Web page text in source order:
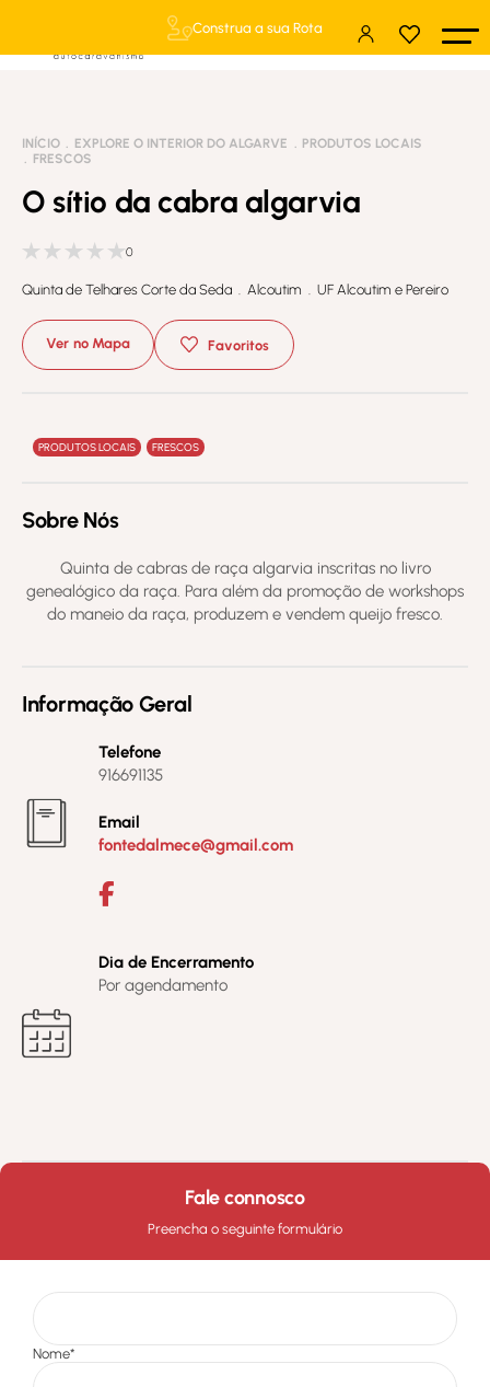
Construa a sua Rota
INÍCIO EXPLORE O INTERIOR DO ALGARVE
PRODUTOS LOCAIS
FRESCOS
O sítio da cabra algarvia
0
Quinta de Telhares Corte da Seda . Alcoutim . UF Alcoutim e Pereiro
Ver no Mapa Favoritos
PRODUTOS LOCAIS FRESCOS
Sobre Nós
Quinta de cabras de raça algarvia inscritas no livro
genealógico da raça. Para além da promoção de workshops
do maneio da raça, produzem e vendem queijo fresco.
Informação Geral
Telefone
916691135
Email
fontedalmece@gmail.com
Dia de Encerramento
Por agendamento
Fale connosco
Preencha o seguinte formulário